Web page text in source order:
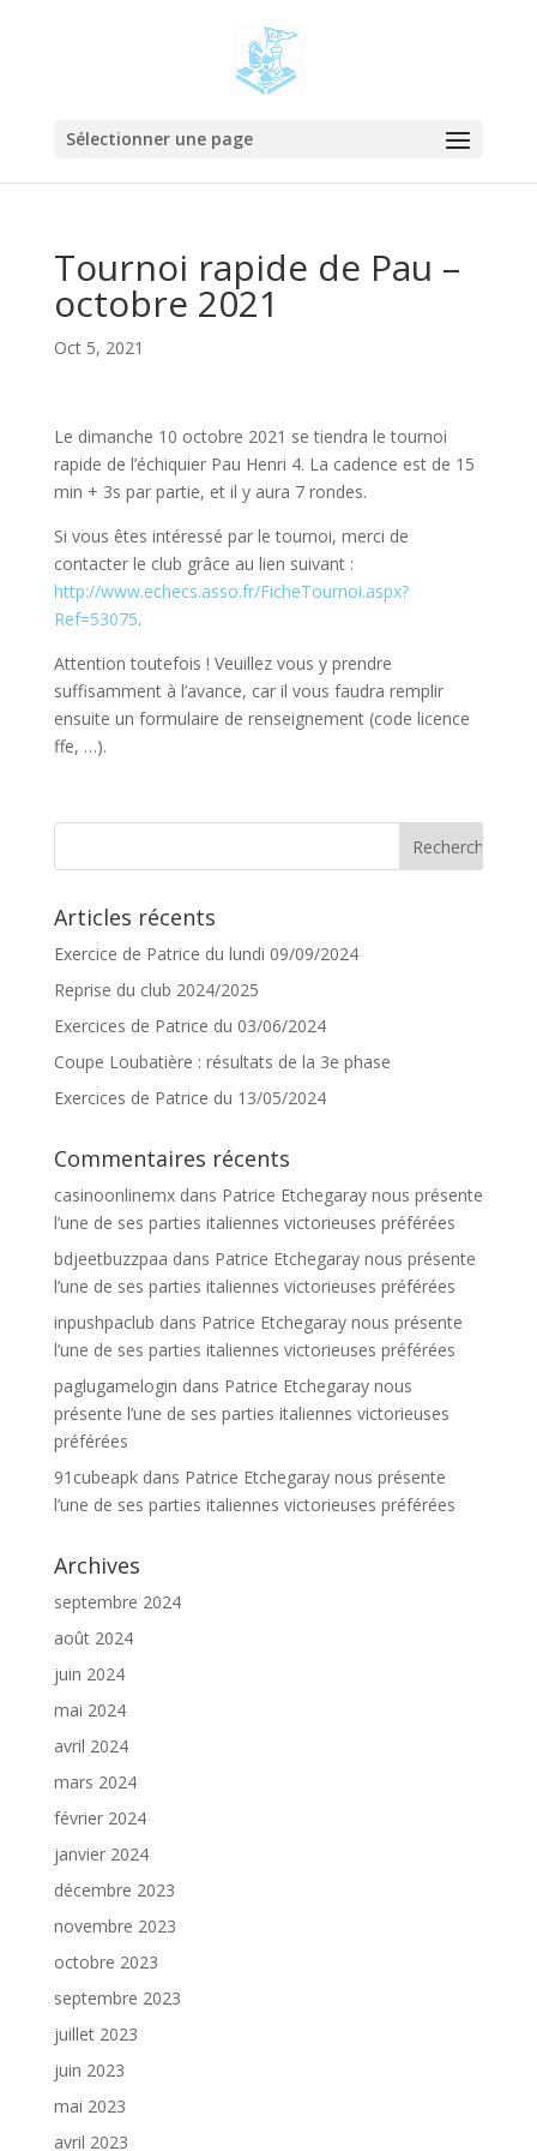
Sélectionner une page
Tournoi rapide de Pau –
octobre 2021
Oct 5, 2021
Le dimanche 10 octobre 2021 se tiendra le tournoi
rapide de l’échiquier Pau Henri 4. La cadence est de 15
min + 3s par partie, et il y aura 7 rondes.
Si vous êtes intéressé par le tournoi, merci de
contacter le club grâce au lien suivant :
http://www.echecs.asso.fr/FicheTournoi.aspx?
Ref=53075.
Attention toutefois ! Veuillez vous y prendre
suffisamment à l’avance, car il vous faudra remplir
ensuite un formulaire de renseignement (code licence
ffe, …).
Articles récents
Exercice de Patrice du lundi 09/09/2024
Reprise du club 2024/2025
Exercices de Patrice du 03/06/2024
Coupe Loubatière : résultats de la 3e phase
Exercices de Patrice du 13/05/2024
Commentaires récents
casinoonlinemxdans Patrice Etchegaray nous présente
l’une de ses parties italiennes victorieuses préférées
bdjeetbuzzpaa dans Patrice Etchegaray nous présente
l’une de ses parties italiennes victorieuses préférées
inpushpaclub dans Patrice Etchegaray nous présente
l’une de ses parties italiennes victorieuses préférées
paglugamelogin dans Patrice Etchegaray nous
présente l’une de ses parties italiennes victorieuses
préférées
91cubeapkdans Patrice Etchegaray nous présente
l’une de ses parties italiennes victorieuses préférées
Archives
septembre 2024
août 2024
juin 2024
mai 2024
avril 2024
mars 2024
février 2024
janvier 2024
décembre 2023
novembre 2023
octobre 2023
septembre 2023
juillet 2023
juin 2023
mai 2023
avril 2023